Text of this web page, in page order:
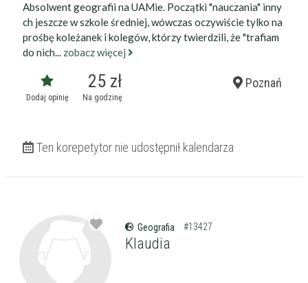
Staż korepetytora Minimum lat
Wiek korepetytora lat
Płeć korepetytora
kobieta
Absolwent geografii na UAMie. Początki "nauczania" inny
ch jeszcze w szkole średniej, wówczas oczywiście tylko na
prośbę koleżanek i kolegów, którzy twierdzili, że "trafiam
do nich... zobacz więcej
Dodaj opinię
25 zł
Na godzinę
Poznań
Ten korepetytor nie udostępnił kalendarza
Geografia #13427
Klaudia